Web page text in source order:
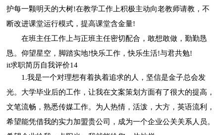
护每一颗明天的大树!在教学工作上积极主动向老教师请教，不
断改进课堂运行模式，提高课堂含金量!
在班主任工作上与正班主任密切配合，敢想敢做，勤勤恳
恳。仰望星空，脚踏实地!快乐工作，快乐生活!与君共勉!
it求职简历自我评价14
1.我是一个对理想有着执着追求的人，坚信是金子总会发
光。大学毕业后的工作，让我在文案策划方面有了很大的提高，
文笔流畅，熟悉传媒工作。为人热情，活泼，大方，英语流利，
希望能凭借我的实力加盟贵公司，成为一个企业公关关系人员。